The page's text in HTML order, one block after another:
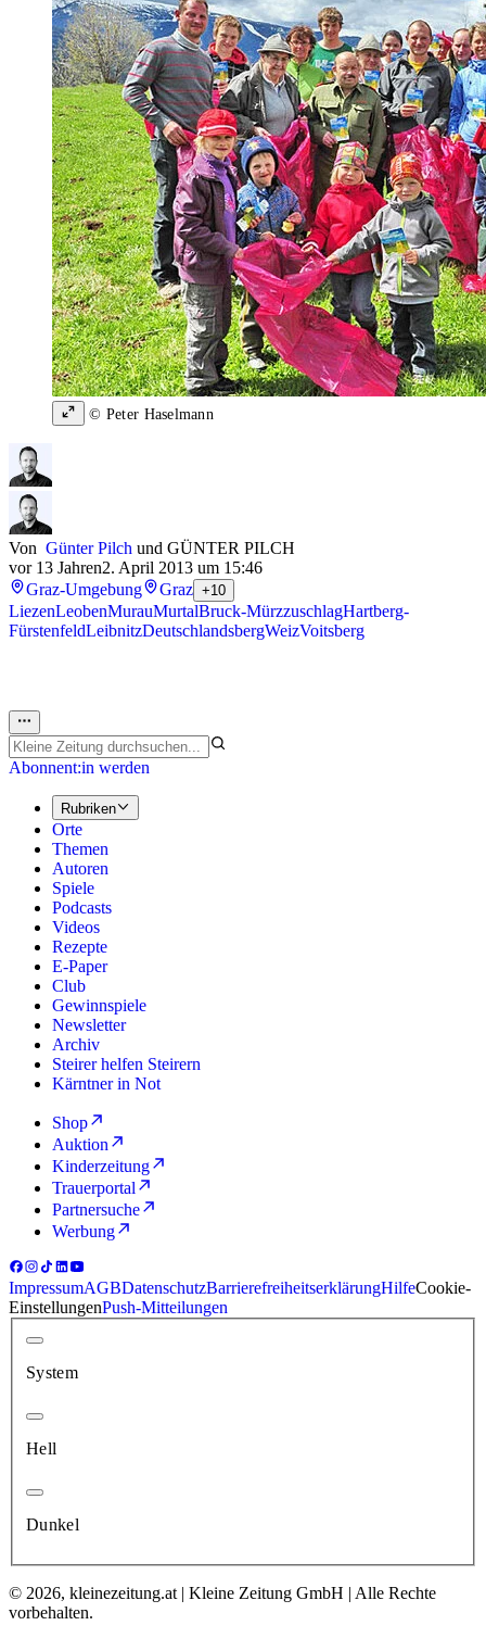
© Peter Haselmann
Von Günter Pilch und GÜNTER PILCH
vor 13 Jahren2. April 2013 um 15:46
Graz-Umgebung
Graz +10
LiezenLeobenMurauMurtalBruck-MürzzuschlagHartberg-
FürstenfeldLeibnitzDeutschlandsbergWeizVoitsberg
Abonnent:in werden
Rubriken
Orte
Themen
Autoren
Spiele
Podcasts
Videos
Rezepte
E-Paper
Club
Gewinnspiele
Newsletter
Archiv
Steirer helfen Steirern
Kärntner in Not
Shop
Auktion
Kinderzeitung
Trauerportal
Partnersuche
Werbung
ImpressumAGBDatenschutzBarrierefreiheitserklärungHilfeCookie-
EinstellungenPush-Mitteilungen
System
Hell
Dunkel
© 2026, kleinezeitung.at | Kleine Zeitung GmbH | Alle Rechte
vorbehalten.